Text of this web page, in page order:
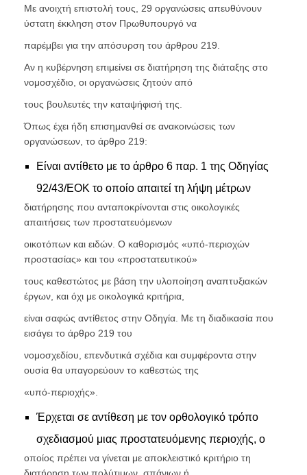
Με ανοιχτή επιστολή τους, 29 οργανώσεις απευθύνουν
ύστατη έκκληση στον Πρωθυπουργό να
παρέμβει για την απόσυρση του άρθρου 219.
Αν η κυβέρνηση επιμείνει σε διατήρηση της διάταξης στο
νομοσχέδιο, οι οργανώσεις ζητούν από
τους βουλευτές την καταψήφισή της.
Όπως έχει ήδη επισημανθεί σε ανακοινώσεις των
οργανώσεων, το άρθρο 219:
Είναι αντίθετο με το άρθρο 6 παρ. 1 της Οδηγίας
92/43/ΕΟΚ το οποίο απαιτεί τη λήψη μέτρων
διατήρησης που ανταποκρίνονται στις οικολογικές
απαιτήσεις των προστατευόμενων
οικοτόπων και ειδών. Ο καθορισμός «υπό-περιοχών
προστασίας» και του «προστατευτικού»
τους καθεστώτος με βάση την υλοποίηση αναπτυξιακών
έργων, και όχι με οικολογικά κριτήρια,
είναι σαφώς αντίθετος στην Οδηγία. Με τη διαδικασία που
εισάγει το άρθρο 219 του
νομοσχεδίου, επενδυτικά σχέδια και συμφέροντα στην
ουσία θα υπαγορεύουν το καθεστώς της
«υπό-περιοχής».
Έρχεται σε αντίθεση με τον ορθολογικό τρόπο
σχεδιασμού μιας προστατευόμενης περιοχής, ο
οποίος πρέπει να γίνεται με αποκλειστικό κριτήριο τη